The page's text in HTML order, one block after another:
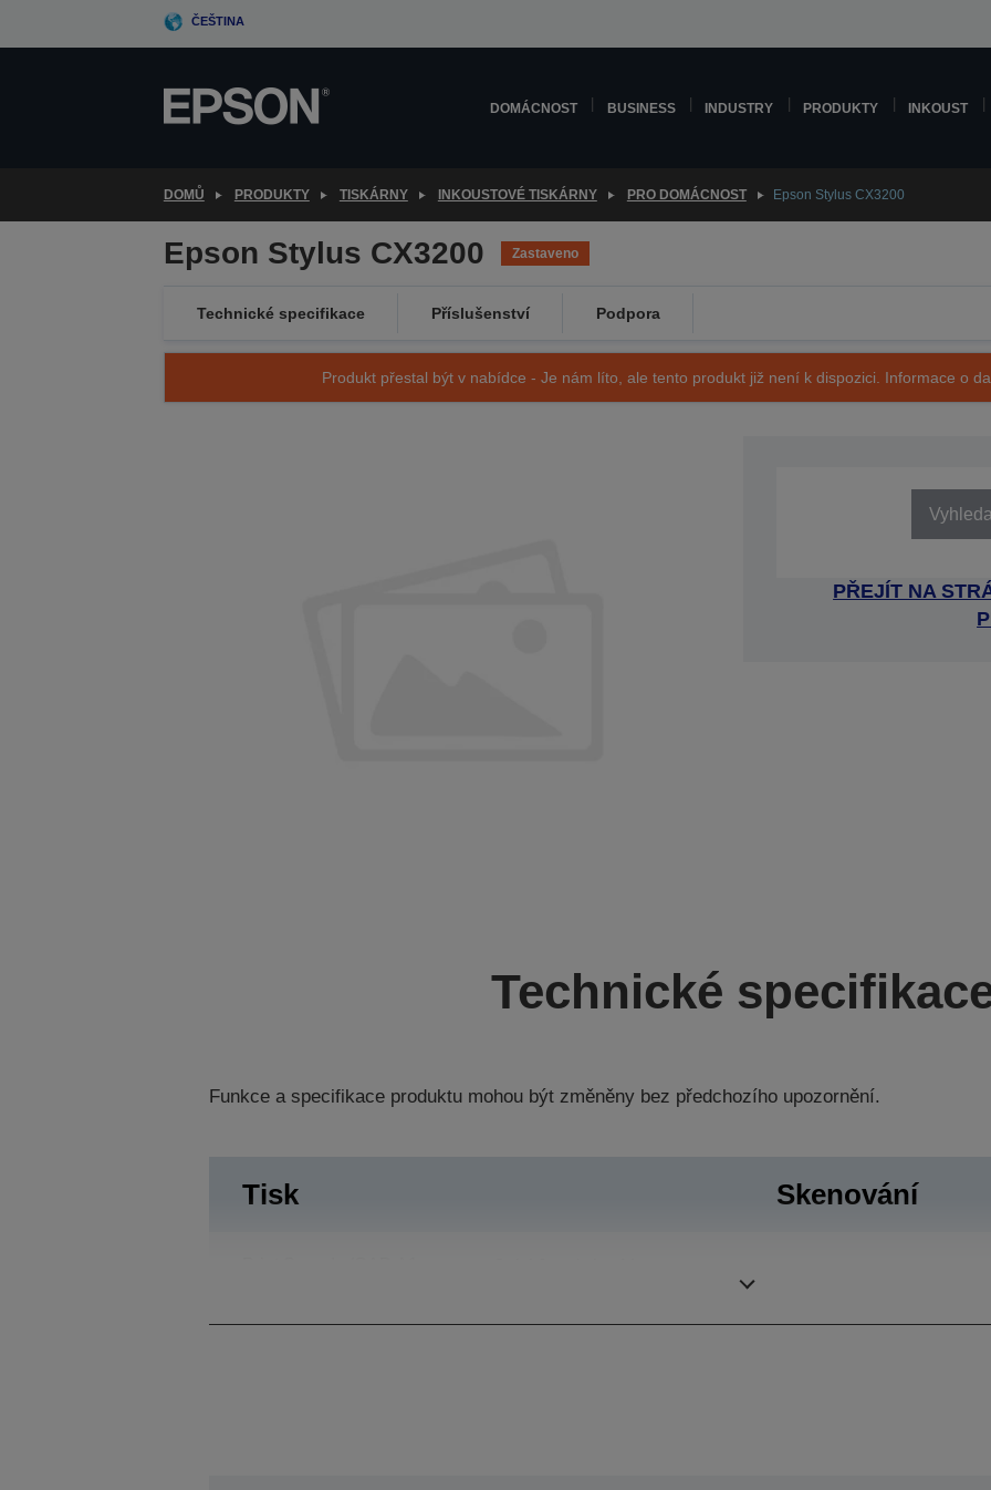
ČEŠTINA
DOMÁCNOST BUSINESS INDUSTRY PRODUKTY INKOUST
DOMŮ PRODUKTY TISKÁRNY INKOUSTOVÉ TISKÁRNY PRO DOMÁCNOST Epson Stylus CX3200
Epson Stylus CX3200 Zastaveno
Technické specifikace Příslušenství Podpora
Produkt přestal být v nabídce - Je nám líto, ale tento produkt již není k dispozici. Informace o
PŘEJÍT NA
Technické
Funkce a specifikace produktu mohou být změněny bez předchozího upozornění.
Tisk Skenování